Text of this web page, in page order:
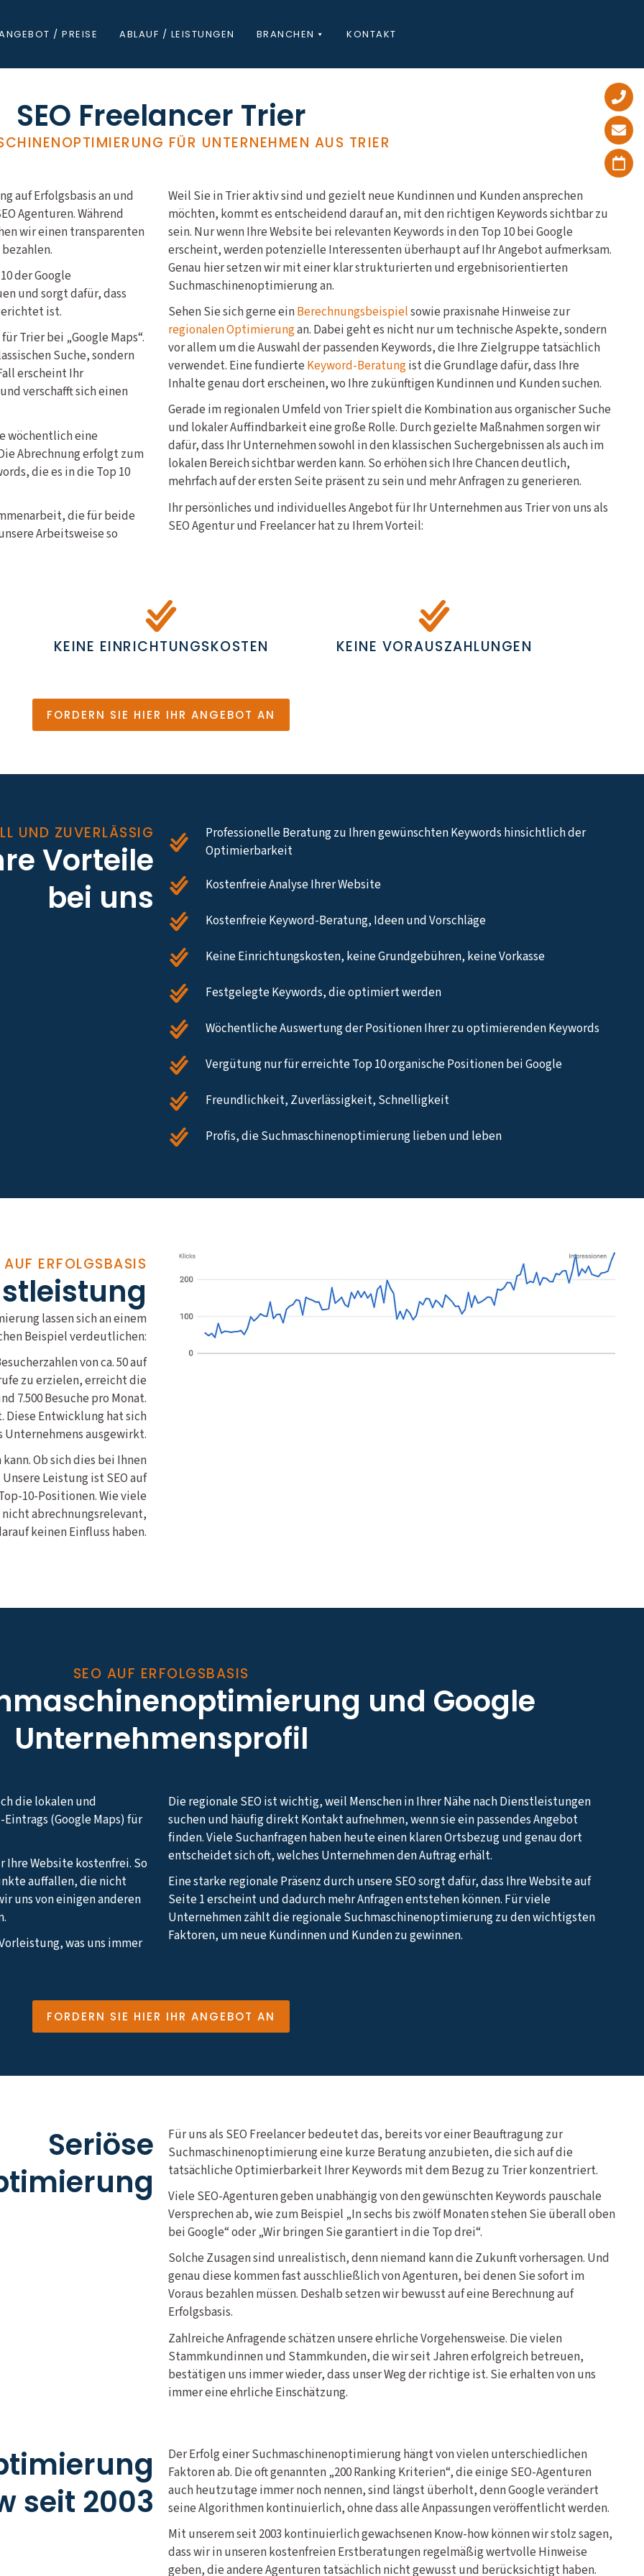
/ PREISE ABLAUF / LEISTUNGEN BRANCHEN KONTAKT
SEO Freelancer Trier
FÜR UNTERNEHMEN AUS TRIER
auf Erfolgsbasis an und
Agenturen. Während
wir einen transparenten
der Google
und sorgt dafür, dass
ist.
Trier bei „Google Maps“.
Suche, sondern
erscheint Ihr
verschafft sich einen
wöchentlich eine
Abrechnung erfolgt zum
die es in die Top 10
die für beide
Arbeitsweise so
Weil Sie in Trier aktiv sind und gezielt neue Kundinnen und Kunden ansprechen
möchten, kommt es entscheidend darauf an, mit den richtigen Keywords sichtbar zu
sein. Nur wenn Ihre Website bei relevanten Keywords in den Top 10 bei Google
erscheint, werden potenzielle Interessenten überhaupt auf Ihr Angebot aufmerksam.
Genau hier setzen wir mit einer klar strukturierten und ergebnisorientierten
Suchmaschinenoptimierung an.
Sehen Sie sich gerne einBerechnungsbeispielsowie praxisnahe Hinweise zur
regionalen Optimierungan. Dabei geht es nicht nur um technische Aspekte, sondern
vor allem um die Auswahl der passenden Keywords, die Ihre Zielgruppe tatsächlich
verwendet. Eine fundierte Keyword-Beratungist die Grundlage dafür, dass Ihre
Inhalte genau dort erscheinen, wo Ihre zukünftigen Kundinnen und Kunden suchen.
Gerade im regionalen Umfeld von Trier spielt die Kombination aus organischer Suche
und lokaler Auffindbarkeit eine große Rolle. Durch gezielte Maßnahmen sorgen wir
dafür, dass Ihr Unternehmen sowohl in den klassischen Suchergebnissen als auch im
lokalen Bereich sichtbar werden kann. So erhöhen sich Ihre Chancen deutlich,
mehrfach auf der ersten Seite präsent zu sein und mehr Anfragen zu generieren.
Ihr persönliches und individuelles Angebot für Ihr Unternehmen aus Trier von uns als
SEO Agentur und Freelancer hat zu Ihrem Vorteil:
KEINE EINRICHTUNGSKOSTEN KEINE VORAUSZAHLUNGEN
FORDERN SIE HIER IHR ANGEBOT AN
UND ZUVERLÄSSIG
Vorteile
bei uns
Professionelle Beratung zu Ihren gewünschten Keywords hinsichtlich der
Optimierbarkeit
Kostenfreie Analyse Ihrer Website
Kostenfreie Keyword-Beratung, Ideen und Vorschläge
Keine Einrichtungskosten, keine Grundgebühren, keine Vorkasse
Festgelegte Keywords, die optimiert werden
Wöchentliche Auswertung der Positionen Ihrer zu optimierenden Keywords
Vergütung nur für erreichte Top 10 organische Positionen bei Google
Freundlichkeit, Zuverlässigkeit, Schnelligkeit
Profis, die Suchmaschinenoptimierung lieben und leben
AUF ERFOLGSBASIS
lassen sich an einem
Beispiel verdeutlichen:
von ca. 50 auf
zu erzielen, erreicht die
7.500 Besuche pro Monat.
Diese Entwicklung hat sich
Unternehmens ausgewirkt.
Ob sich dies bei Ihnen
Leistung ist SEO auf
10-Positionen. Wie viele
nicht abrechnungsrelevant,
keinen Einfluss haben.
SEO AUF ERFOLGSBASIS
und Google
Unternehmensprofil
die lokalen und
(Google Maps) für
Ihre Website kostenfrei. So
auffallen, die nicht
uns von einigen anderen
was uns immer
Die regionale SEO ist wichtig, weil Menschen in Ihrer Nähe nach Dienstleistungen
suchen und häufig direkt Kontakt aufnehmen, wenn sie ein passendes Angebot
finden. Viele Suchanfragen haben heute einen klaren Ortsbezug und genau dort
entscheidet sich oft, welches Unternehmen den Auftrag erhält.
Eine starke regionale Präsenz durch unsere SEO sorgt dafür, dass Ihre Website auf
Seite 1 erscheint und dadurch mehr Anfragen entstehen können. Für viele
Unternehmen zählt die regionale Suchmaschinenoptimierung zu den wichtigsten
Faktoren, um neue Kundinnen und Kunden zu gewinnen.
FORDERN SIE HIER IHR ANGEBOT AN
Seriöse
Für uns als SEO Freelancer bedeutet das, bereits vor einer Beauftragung zur
Suchmaschinenoptimierung eine kurze Beratung anzubieten, die sich auf die
tatsächliche Optimierbarkeit Ihrer Keywords mit dem Bezug zu Trier konzentriert.
Viele SEO-Agenturen geben unabhängig von den gewünschten Keywords pauschale
Versprechen ab, wie zum Beispiel „In sechs bis zwölf Monaten stehen Sie überall oben
bei Google“ oder „Wir bringen Sie garantiert in die Top drei“.
Solche Zusagen sind unrealistisch, denn niemand kann die Zukunft vorhersagen. Und
genau diese kommen fast ausschließlich von Agenturen, bei denen Sie sofort im
Voraus bezahlen müssen. Deshalb setzen wir bewusst auf eine Berechnung auf
Erfolgsbasis.
Zahlreiche Anfragende schätzen unsere ehrliche Vorgehensweise. Die vielen
Stammkundinnen und Stammkunden, die wir seit Jahren erfolgreich betreuen,
bestätigen uns immer wieder, dass unser Weg der richtige ist. Sie erhalten von uns
immer eine ehrliche Einschätzung.
seit 2003
Der Erfolg einer Suchmaschinenoptimierung hängt von vielen unterschiedlichen
Faktoren ab. Die oft genannten „200 Ranking Kriterien“, die einige SEO-Agenturen
auch heutzutage immer noch nennen, sind längst überholt, denn Google verändert
seine Algorithmen kontinuierlich, ohne dass alle Anpassungen veröffentlicht werden.
Mit unserem seit 2003 kontinuierlich gewachsenen Know-how können wir stolz sagen,
dass wir in unseren kostenfreien Erstberatungen regelmäßig wertvolle Hinweise
geben, die andere Agenturen tatsächlich nicht gewusst und berücksichtigt haben.